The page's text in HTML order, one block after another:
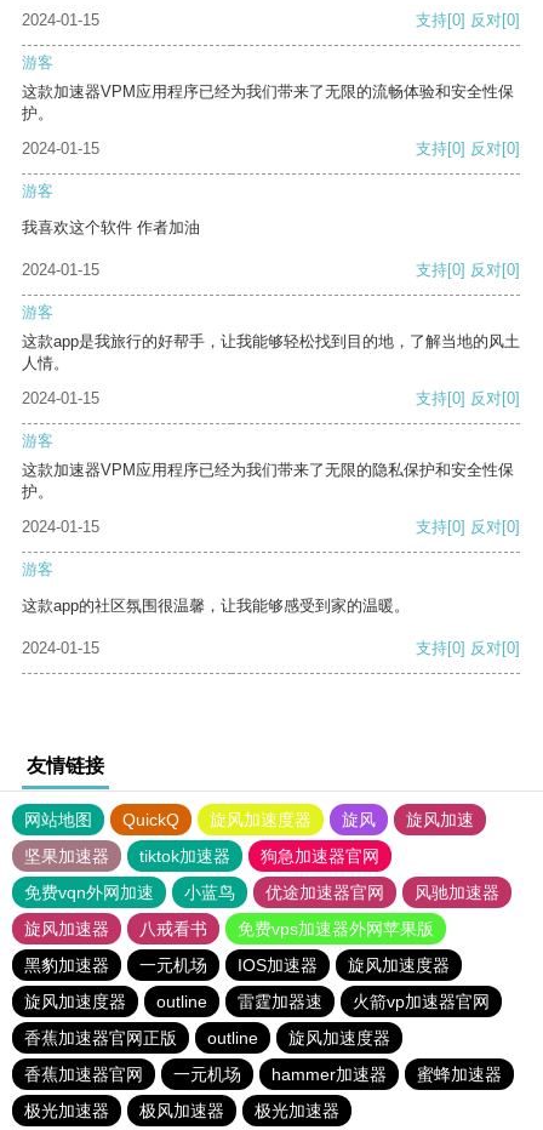
2024-01-15 支持[0] 反对[0]
游客
这款加速器VPM应用程序已经为我们带来了无限的流畅体验和安全性保
护。
2024-01-15
支持[0] 反对[0]
游客
我喜欢这个软件 作者加油
2024-01-15 支持[0] 反对[0]
游客
这款app是我旅行的好帮手，让我能够轻松找到目的地，了解当地的风土
人情。
2024-01-15
支持[0] 反对[0]
游客
这款加速器VPM应用程序已经为我们带来了无限的隐私保护和安全性保
护。
2024-01-15
支持[0] 反对[0]
游客
这款app的社区氛围很温馨，让我能够感受到家的温暖。
2024-01-15 支持[0] 反对[0]
友情链接
网站地图 QuickQ 旋风加速度器 旋风
旋风加速
坚果加速器
tiktok加速器
狗急加速器官网
免费vqn外网加速
小蓝鸟 优途加速器官网
风驰加速器
旋风加速器
八戒看书
免费vps加速器外网苹果版
黑豹加速器
一元机场 IOS加速器
旋风加速度器
旋风加速度器
outline 雷霆加器速
火箭vp加速器官网
香蕉加速器官网正版
outline
旋风加速度器
香蕉加速器官网
一元机场 hammer加速器
蜜蜂加速器
极光加速器
极风加速器 极光加速器